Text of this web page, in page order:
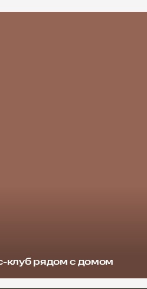
клуб рядом с домом